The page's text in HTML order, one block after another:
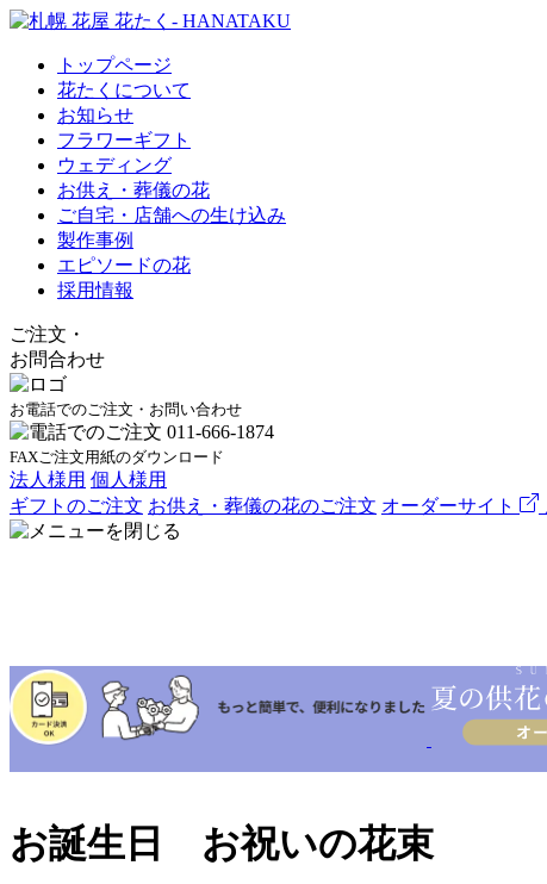
トップページ
花たくについて
お知らせ
フラワーギフト
ウェディング
お供え・葬儀の花
ご自宅・店舗への生け込み
製作事例
エピソードの花
採用情報
ご注文 ・
お問合わせ
お電話でのご注文・お問い合わせ
FAXご注文用紙のダウンロード
法人様用 個人様用
ギフトのご注文 お供え・葬儀の花のご注文 オーダーサイト
お誕生日 お祝いの花束